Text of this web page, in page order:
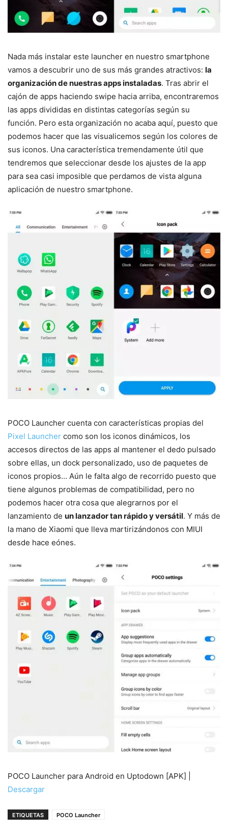
Nada más instalar este launcher en nuestro smartphone
vamos a descubrir uno de sus más grandes atractivos: la
organización de nuestras apps instaladas. Tras abrir el
cajón de apps haciendo swipe hacia arriba, encontraremos
las apps divididas en distintas categorías según su
función. Pero esta organización no acaba aquí, puesto que
podemos hacer que las visualicemos según los colores de
sus iconos. Una característica tremendamente útil que
tendremos que seleccionar desde los ajustes de la app
para sea casi imposible que perdamos de vista alguna
aplicación de nuestro smartphone.
POCO Launcher cuenta con características propias del
Pixel Launcher como son los iconos dinámicos, los
accesos directos de las apps al mantener el dedo pulsado
sobre ellas, un dock personalizado, uso de paquetes de
iconos propios… Aún le falta algo de recorrido puesto que
tiene algunos problemas de compatibilidad, pero no
podemos hacer otra cosa que alegrarnos por el
lanzamiento de un lanzador tan rápido y versátil. Y más de
la mano de Xiaomi que lleva martirizándonos con MIUI
desde hace eónes.
POCO Launcher para Android en Uptodown [APK] |
Descargar
ETIQUETAS POCO Launcher